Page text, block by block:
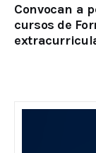
Convocan a
cursos de